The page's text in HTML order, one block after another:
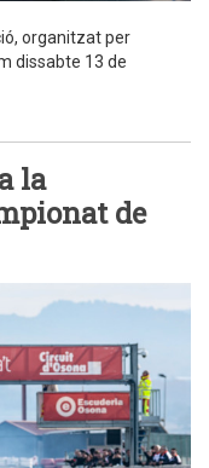
organitzat per
dissabte 13 de
la
de